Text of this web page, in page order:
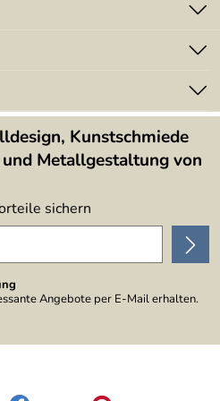
Kunstschmiede
Metallgestaltung von
sichern
Angebote per E-Mail erhalten.
an andere Unternehmen
Zwecken wird in anonymer Form
des Newsletters anklicke. Die